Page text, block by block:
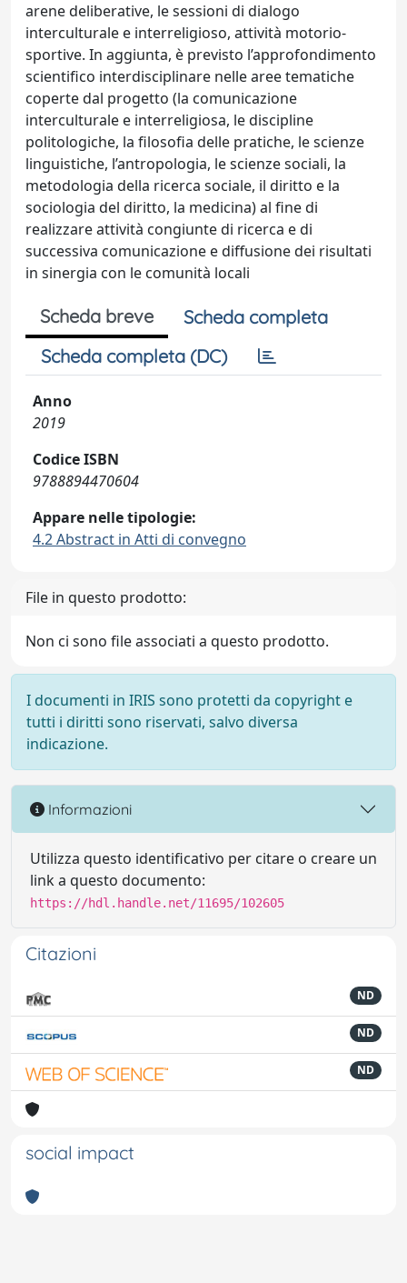
arene deliberative, le sessioni di dialogo
interculturale e interreligioso, attività motorio-
sportive. In aggiunta, è previsto l’approfondimento
scientifico interdisciplinare nelle aree tematiche
coperte dal progetto (la comunicazione
interculturale e interreligiosa, le discipline
politologiche, la filosofia delle pratiche, le scienze
linguistiche, l’antropologia, le scienze sociali, la
metodologia della ricerca sociale, il diritto e la
sociologia del diritto, la medicina) al fine di
realizzare attività congiunte di ricerca e di
successiva comunicazione e diffusione dei risultati
in sinergia con le comunità locali
Scheda breve
Scheda completa
Scheda completa (DC)
Anno
2019
Codice ISBN
9788894470604
Appare nelle tipologie:
4.2 Abstract in Atti di convegno
File in questo prodotto:
Non ci sono file associati a questo prodotto.
I documenti in IRIS sono protetti da copyright e
tutti i diritti sono riservati, salvo diversa
indicazione.
Informazioni
Utilizza questo identificativo per citare o creare un
link a questo documento:
https://hdl.handle.net/11695/102605
Citazioni
ND
ND
ND
social impact